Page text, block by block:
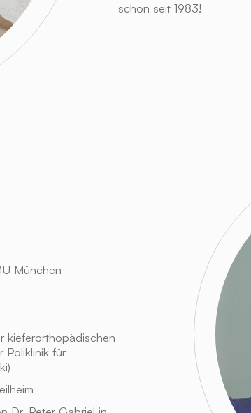
schon seit 1983!
München
kieferorthopädischen
Poliklinik für